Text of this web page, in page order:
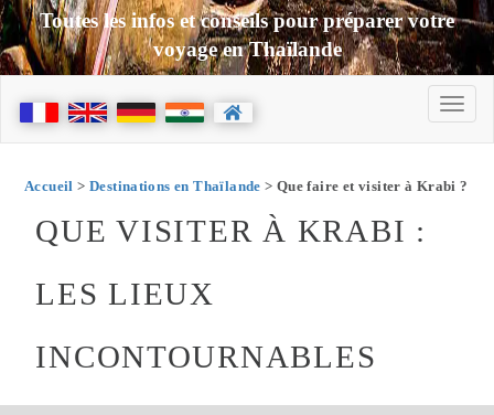
Toutes les infos et conseils pour préparer votre
voyage en Thaïlande
Accueil > Destinations en Thaïlande > Que faire et visiter à Krabi ?
QUE VISITER À KRABI :
LES LIEUX
INCONTOURNABLES